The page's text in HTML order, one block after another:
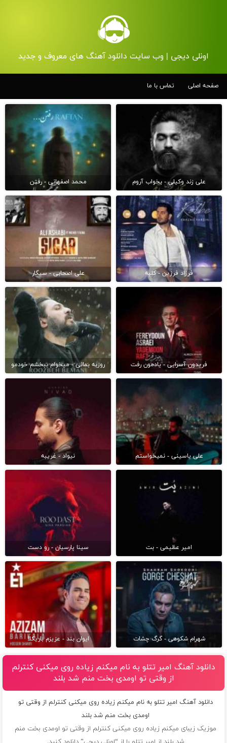
اونلی دیجی | وب سایت دانلود آهنگ های معروف و جدید
صفحه اصلی تماس با ما
علی زند وکیلی - بخواب آروم محمد اصفهانی - رفتن
فرزاد فرزین - کلبه علی اصحابی - سیگار
فریدون آسرایی - یادمون رفت روزبه بمانی - میخوام ببخشم خودمو
علی یاسینی - نمیخواستم نیواد - غریبه
امیر عظیمی - بت سینا پارسیان - رو دست
شهرام شکوهی - گرگ چشات ایوان بند - عزیزم باریکلا
دانلود آهنگ امیر تتلو به نام میکنم زیاده روی میکنی کنترلم
از وقتی تو اومدی بخت منم شد بلند
دانلود آهنگ امیر تتلو به نام میکنم زیاده روی میکنی کنترلم از وقتی تو
اومدی بخت منم شد بلند
موزیک زیبای میکنم زیاده روی میکنی کنترلم از وقتی تو اومدی بخت منم